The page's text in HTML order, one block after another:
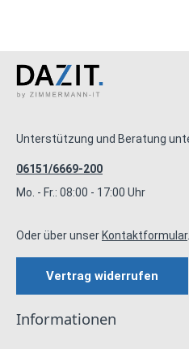
Unterstützung und Beratung
06151/6669-200
Mo. - Fr.: 08:00 - 17:00 Uhr
Oder über unserKontaktformular.
Vertrag widerrufen
Informationen